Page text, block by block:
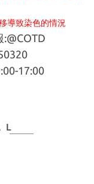
導致染色的情況
17:00